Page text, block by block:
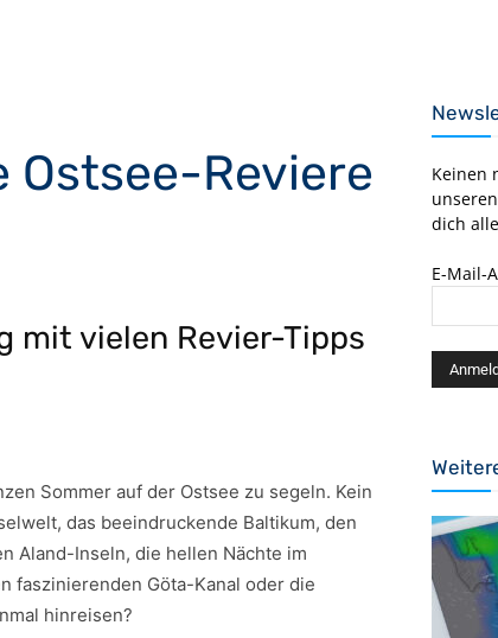
Ostsee-Reviere
mit vielen Revier-Tipps
Sommer auf der Ostsee zu segeln. Kein
das beeindruckende Baltikum, den
Aland-Inseln, die hellen Nächte im
faszinierenden Göta-Kanal oder die
hinreisen?
Keinen
dich
E-Mail-